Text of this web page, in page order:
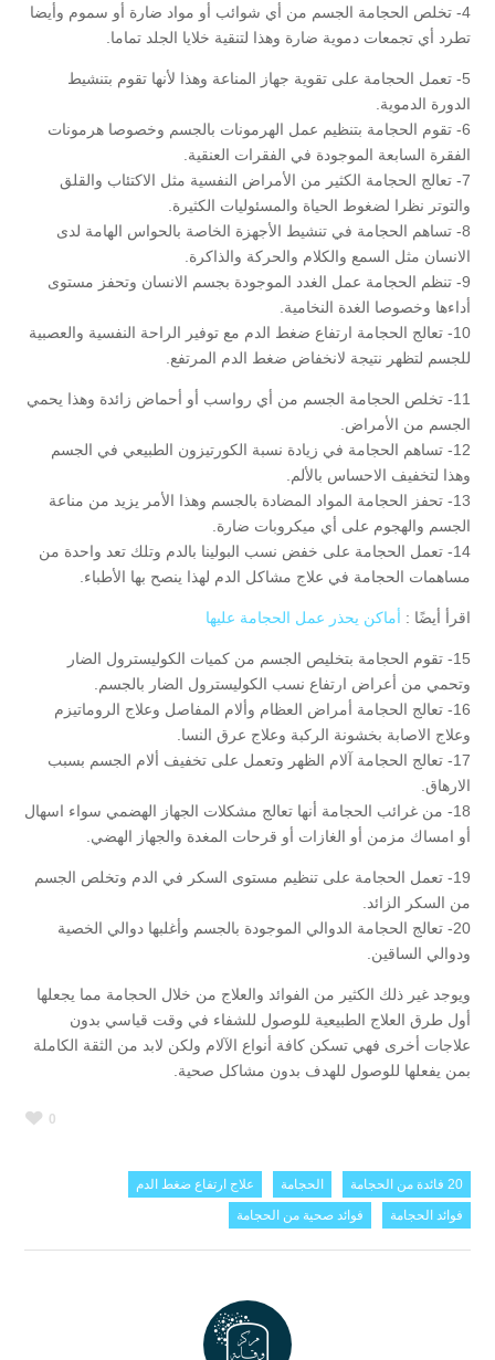
4- تخلص الحجامة الجسم من أي شوائب أو مواد ضارة أو سموم وأيضا
تطرد أي تجمعات دموية ضارة وهذا لتنقية خلايا الجلد تماما.
5- تعمل الحجامة على تقوية جهاز المناعة وهذا لأنها تقوم بتنشيط
الدورة الدموية.
6- تقوم الحجامة بتنظيم عمل الهرمونات بالجسم وخصوصا هرمونات
الفقرة السابعة الموجودة في الفقرات العنقية.
7- تعالج الحجامة الكثير من الأمراض النفسية مثل الاكتئاب والقلق
والتوتر نظرا لضغوط الحياة والمسئوليات الكثيرة.
8- تساهم الحجامة في تنشيط الأجهزة الخاصة بالحواس الهامة لدى
الانسان مثل السمع والكلام والحركة والذاكرة.
9- تنظم الحجامة عمل الغدد الموجودة بجسم الانسان وتحفز مستوى
أداءها وخصوصا الغدة النخامية.
10- تعالج الحجامة ارتفاع ضغط الدم مع توفير الراحة النفسية والعصبية
للجسم لتظهر نتيجة لانخفاض ضغط الدم المرتفع.
11- تخلص الحجامة الجسم من أي رواسب أو أحماض زائدة وهذا يحمي
الجسم من الأمراض.
12- تساهم الحجامة في زيادة نسبة الكورتيزون الطبيعي في الجسم
وهذا لتخفيف الاحساس بالألم.
13- تحفز الحجامة المواد المضادة بالجسم وهذا الأمر يزيد من مناعة
الجسم والهجوم على أي ميكروبات ضارة.
14- تعمل الحجامة على خفض نسب البولينا بالدم وتلك تعد واحدة من
مساهمات الحجامة في علاج مشاكل الدم لهذا ينصح بها الأطباء.
اقرأ أيضًا : أماكن يحذر عمل الحجامة عليها
15- تقوم الحجامة بتخليص الجسم من كميات الكوليسترول الضار
وتحمي من أعراض ارتفاع نسب الكوليسترول الضار بالجسم.
16- تعالج الحجامة أمراض العظام وألام المفاصل وعلاج الروماتيزم
وعلاج الاصابة بخشونة الركبة وعلاج عرق النسا.
17- تعالج الحجامة آلام الظهر وتعمل على تخفيف ألام الجسم بسبب
الارهاق.
18- من غرائب الحجامة أنها تعالج مشكلات الجهاز الهضمي سواء اسهال
أو امساك مزمن أو الغازات أو قرحات المغدة والجهاز الهضي.
19- تعمل الحجامة على تنظيم مستوى السكر في الدم وتخلص الجسم
من السكر الزائد.
20- تعالج الحجامة الدوالي الموجودة بالجسم وأغلبها دوالي الخصية
ودوالي الساقين.
ويوجد غير ذلك الكثير من الفوائد والعلاج من خلال الحجامة مما يجعلها
أول طرق العلاج الطبيعية للوصول للشفاء في وقت قياسي بدون
علاجات أخرى فهي تسكن كافة أنواع الآلام ولكن لابد من الثقة الكاملة
بمن يفعلها للوصول للهدف بدون مشاكل صحية.
0
20 فائدة من الحجامة الحجامة
علاج ارتفاع ضغط الدم
فوائد الحجامة
فوائد صحية من الحجامة